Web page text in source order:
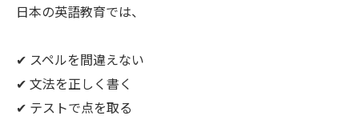
日本の英語教育では、
✔ スペルを間違えない
✔ 文法を正しく書く
✔ テストで点を取る